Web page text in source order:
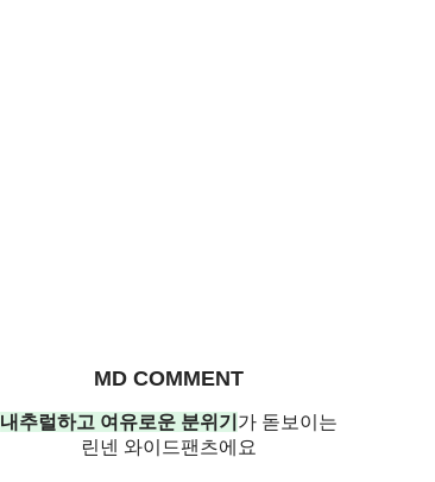
MD COMMENT
내추럴하고 여유로운 분위기 가 돋보이는
린넨 와이드팬츠에요